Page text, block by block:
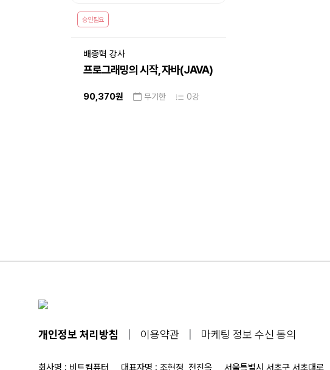
승인필요
배종혁 강사
프로그래밍의 시작, 자바(JAVA)
90,370원 무기한 0강
개인정보 처리방침 이용약관 마케팅 정보 수신 동의
회사명 : 비트컴퓨터 대표자명 : 조현정, 전진옥 서울특별시 서초구 서초대로